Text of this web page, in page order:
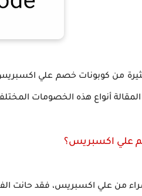
من كوبونات خصم علي
أنواع هذه الخصومات
علي اكسبريس؟
من علي اكسبريس، فقد حانت